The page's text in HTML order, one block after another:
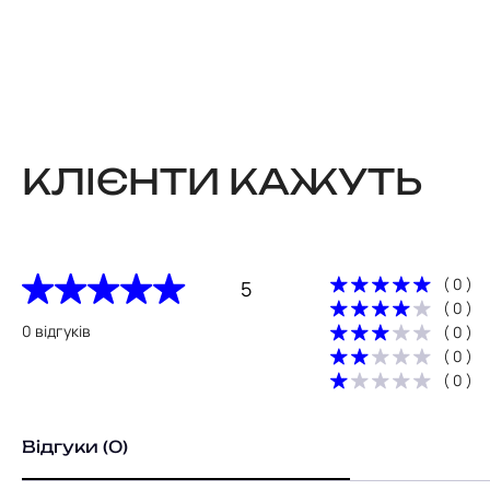
КЛІЄНТИ КАЖУТЬ
5
0 відгуків
( 0 )
( 0 )
( 0 )
( 0 )
( 0 )
Відгуки (0)